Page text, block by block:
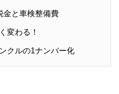
金と車検整備費
変わる！
クルの1ナンバー化